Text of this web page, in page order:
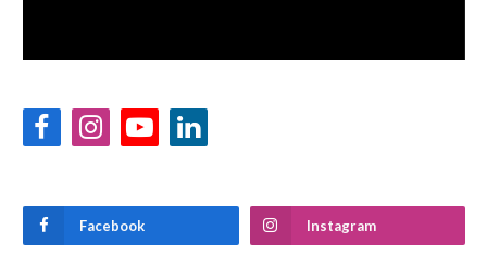
FacebookInstagramYouTubeLinkedIn
Facebook Instagram